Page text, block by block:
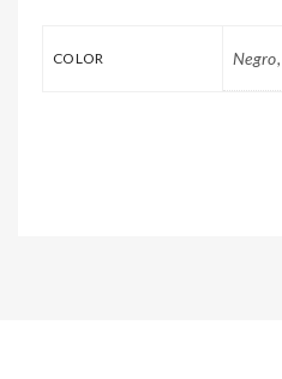
COLOR